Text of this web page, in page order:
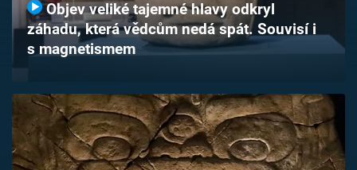
Sledujte prima+
Sledujte nás
Objev veliké tajemné hlavy odkryl
záhadu, která vědcům nedá spát. Souvisí i
s magnetismem